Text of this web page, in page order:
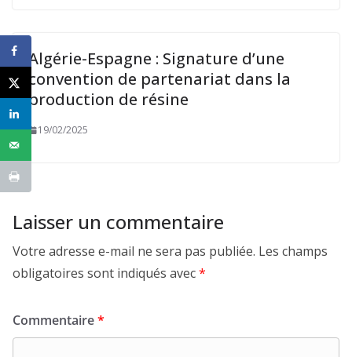
Algérie-Espagne : Signature d’une
convention de partenariat dans la
production de résine
19/02/2025
Laisser un commentaire
Votre adresse e-mail ne sera pas publiée. Les champs
obligatoires sont indiqués avec*
Commentaire*